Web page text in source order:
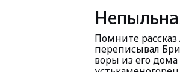
Помните
переписывал
воры из его